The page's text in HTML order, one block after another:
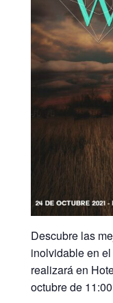
Descubre las
inolvidable en
realizará en
octubre de